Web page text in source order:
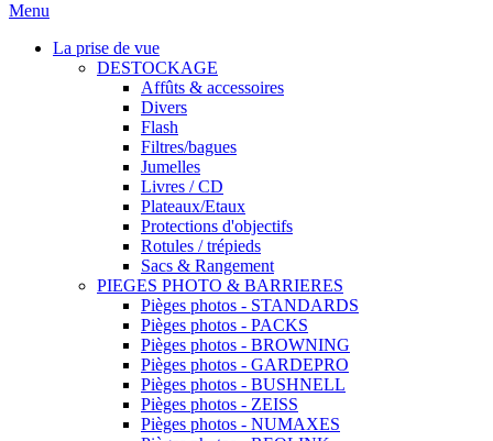
Menu
La prise de vue
DESTOCKAGE
Affûts & accessoires
Divers
Flash
Filtres/bagues
Jumelles
Livres / CD
Plateaux/Etaux
Protections d'objectifs
Rotules / trépieds
Sacs & Rangement
PIEGES PHOTO & BARRIERES
Pièges photos - STANDARDS
Pièges photos - PACKS
Pièges photos - BROWNING
Pièges photos - GARDEPRO
Pièges photos - BUSHNELL
Pièges photos - ZEISS
Pièges photos - NUMAXES